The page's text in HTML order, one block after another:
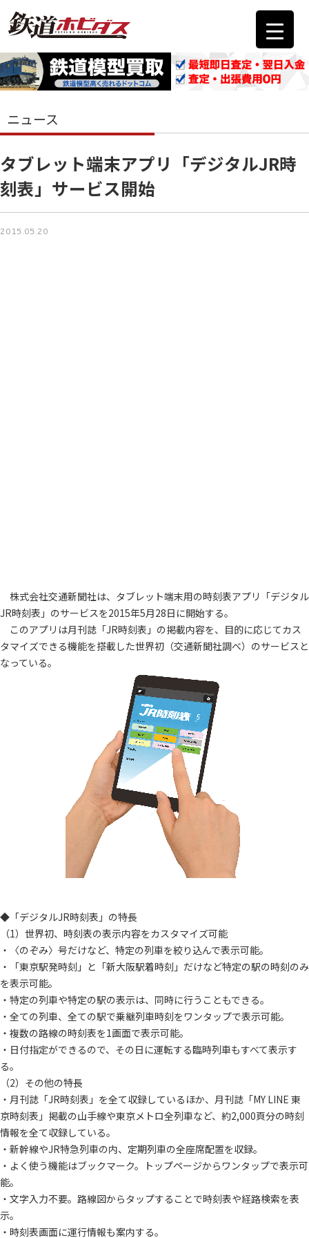
ニュース
タブレット端末アプリ「デジタルJR時
刻表」サービス開始
2015.05.20
株式会社交通新聞社は、タブレット端末用の時刻表アプリ「デジタル
JR時刻表」のサービスを2015年5月28日に開始する。
このアプリは月刊誌「JR時刻表」の掲載内容を、目的に応じてカス
タマイズできる機能を搭載した世界初（交通新聞社調べ）のサービスと
なっている。
◆「デジタルJR時刻表」の特長
（1）世界初、時刻表の表示内容をカスタマイズ可能
・〈のぞみ〉号だけなど、特定の列車を絞り込んで表示可能。
・「東京駅発時刻」と「新大阪駅着時刻」だけなど特定の駅の時刻のみ
を表示可能。
・特定の列車や特定の駅の表示は、同時に行うこともできる。
・全ての列車、全ての駅で乗継列車時刻をワンタップで表示可能。
・複数の路線の時刻表を1画面で表示可能。
・日付指定ができるので、その日に運転する臨時列車もすべて表示す
る。
（2）その他の特長
・月刊誌「JR時刻表」を全て収録しているほか、月刊誌「MY LINE 東
京時刻表」掲載の山手線や東京メトロ全列車など、約2,000頁分の時刻
情報を全て収録している。
・新幹線やJR特急列車の内、定期列車の全座席配置を収録。
・よく使う機能はブックマーク。トップページからワンタップで表示可
能。
・文字入力不要。路線図からタップすることで時刻表や経路検索を表
示。
・時刻表画面に運行情報も案内する。